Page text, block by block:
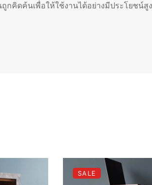
คิดค้นเพื่อให้ใช้งานได้อย่างมีประโยชน์สู
SALE